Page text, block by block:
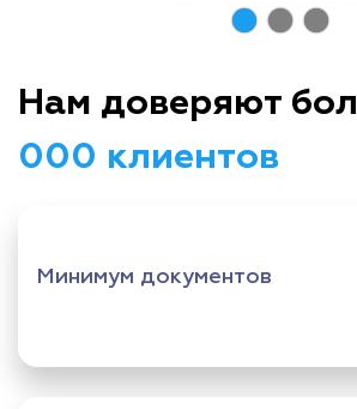
Нам доверяют
000 клиентов
Минимум документов